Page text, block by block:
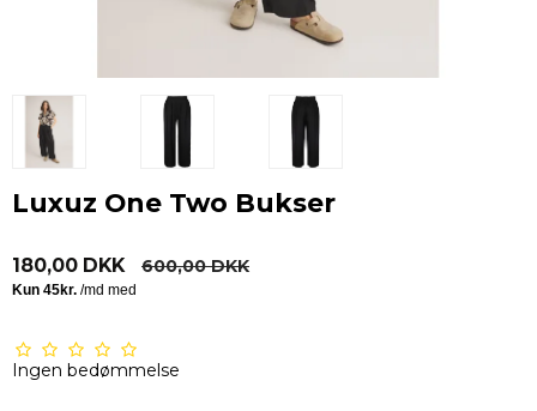
Luxuz One Two Bukser
180,00 DKK 600,00 DKK
Ingen bedømmelse